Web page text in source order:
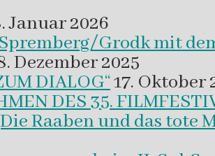
Januar 2026
Grodk mit
Dezember 2025
DIALOG“17. Oktober
DES 35.
Raaben und das